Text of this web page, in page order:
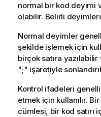
normal bir kod deyimi
olabilir. Belirli
Normal deyimler
şekilde işlemek için
birçok satıra
";" işaretiyle
Kontrol ifadeleri
etmek için kullanılır.
cümlesi, bir kod satırı